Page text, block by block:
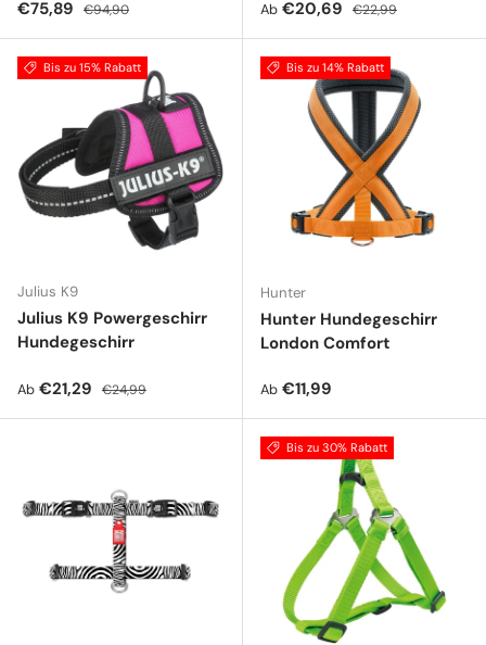
Verkaufspreis
€75,89 Normaler Preis
€94,90 Verkaufspreis
Ab €20,69 Normaler Preis
€22,99
Bis zu 15% Rabatt
Julius K9
Julius K9 Powergeschirr
Hundegeschirr
Verkaufspreis
Ab €21,29 Normaler Preis
€24,99
Bis zu 14% Rabatt
Hunter
Hunter Hundegeschirr
London Comfort
Normaler Preis
Ab €11,99
Bis zu 30% Rabatt